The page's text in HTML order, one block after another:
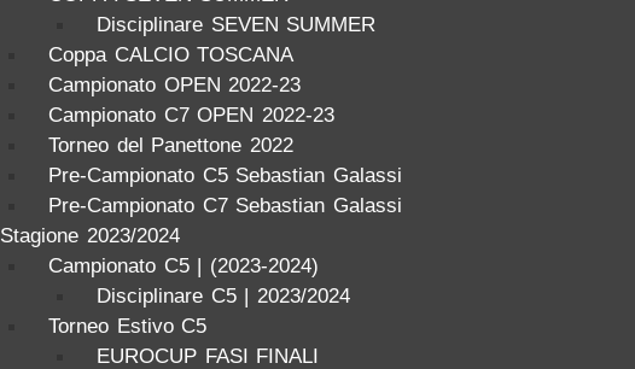
Disciplinare SEVEN SUMMER
Coppa CALCIO TOSCANA
Campionato OPEN 2022-23
Campionato C7 OPEN 2022-23
Torneo del Panettone 2022
Pre-Campionato C5 Sebastian Galassi
Pre-Campionato C7 Sebastian Galassi
Stagione 2023/2024
Campionato C5 | (2023-2024)
Disciplinare C5 | 2023/2024
Torneo Estivo C5
EUROCUP FASI FINALI